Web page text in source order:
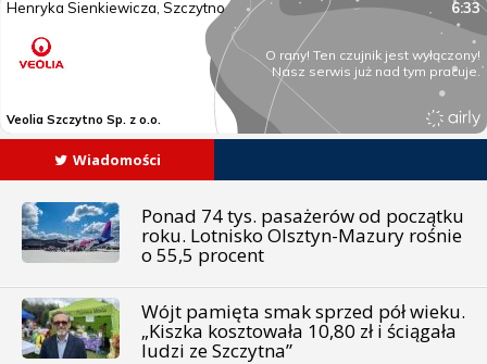
Wiadomości
Ponad 74 tys. pasażerów od początku
roku. Lotnisko Olsztyn-Mazury rośnie
o 55,5 procent
Wójt pamięta smak sprzed pół wieku.
„Kiszka kosztowała 10,80 zł i ściągała
ludzi ze Szczytna”